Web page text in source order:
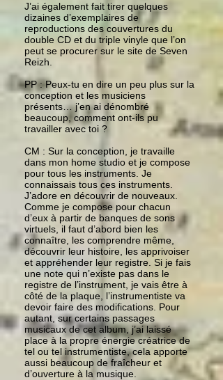
J’ai également fait tirer quelques
dizaines d’exemplaires de
reproductions des couvertures du
double CD et du triple vinyle que l’on
peut se procurer sur le site de Seven
Reizh.
PP : Peux-tu en dire un peu plus sur la
conception et les musiciens
présents… j’en ai dénombré
beaucoup, comment ont-ils pu
travailler avec toi ?
CM : Sur la conception, je travaille
dans mon home studio et je compose
pour tous les instruments. Je
connaissais tous ces instruments.
J’adore en découvrir de nouveaux.
Comme je compose pour chacun
d’eux à partir de banques de sons
virtuels, il faut d’abord bien les
connaître, les comprendre même,
découvrir leur histoire, les apprivoiser
et appréhender leur registre. Si je fais
une note qui n’existe pas dans le
registre de l’instrument, je vais être à
côté de la plaque, l’instrumentiste va
devoir faire des modifications. Pour
autant, sur certains passages
musicaux de cet album, j’ai laissé
place à la propre énergie créatrice de
tel ou tel instrumentiste, cela apporte
aussi beaucoup de fraîcheur et
d’ouverture à la musique.